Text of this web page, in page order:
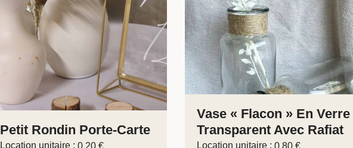
Petit Rondin Porte-Carte
Location unitaire : 0,20 €
Vase « Flacon » En Verre
Transparent Avec Rafiat
Location unitaire : 0,80 €